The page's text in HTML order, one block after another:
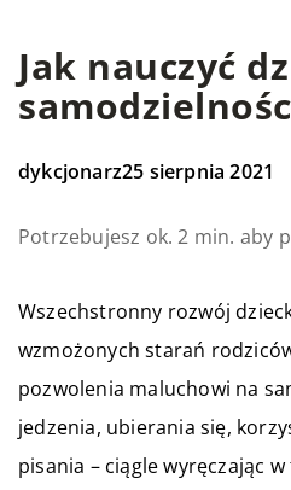
Jak nauczyć
dykcjonarz25 sierpnia 2021
Potrzebujesz ok. 2 min. aby
Wszechstronny rozwój
wzmożonych starań
pozwolenia maluchowi na
jedzenia, ubierania się,
pisania – ciągle wyręczając